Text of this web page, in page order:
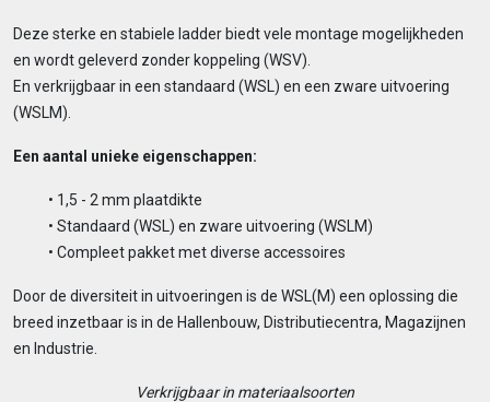
Deze sterke en stabiele ladder biedt vele montage mogelijkheden
en wordt geleverd zonder koppeling (WSV).
En verkrijgbaar in een standaard (WSL) en een zware uitvoering
(WSLM).
Een aantal unieke eigenschappen:
• 1,5 - 2 mm plaatdikte
• Standaard (WSL) en zware uitvoering (WSLM)
• Compleet pakket met diverse accessoires
Door de diversiteit in uitvoeringen is de WSL(M) een oplossing die
breed inzetbaar is in de Hallenbouw, Distributiecentra, Magazijnen
en Industrie.
Verkrijgbaar in materiaalsoorten